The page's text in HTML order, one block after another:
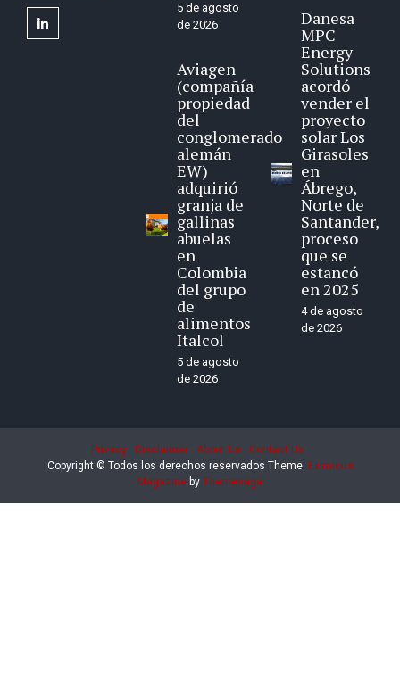
linkedin
5 de agosto
de 2026
Aviagen
(compañía
propiedad
del
conglomerado
alemán
EW)
adquirió
granja de
gallinas
abuelas
en
Colombia
del grupo
de
alimentos
Italcol
5 de agosto
de 2026
Danesa
MPC
Energy
Solutions
acordó
vender el
proyecto
solar Los
Girasoles
en
Ábrego,
Norte de
Santander,
proceso
que se
estancó
en 2025
4 de agosto
de 2026
Privacy Disclaimer About Us
Contact Us
Copyright © Todos los derechos reservados Theme: Eximious
Magazine by Themesaga